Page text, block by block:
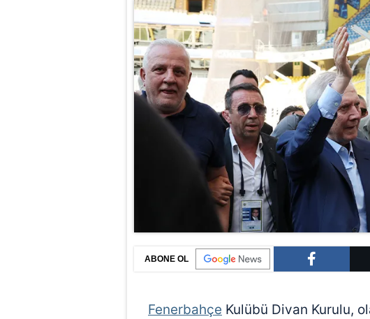
ABONE OL
Fenerbahçe Kulübü Divan Kurulu,